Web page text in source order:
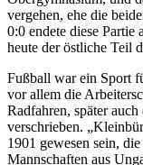
vergehen, ehe die
0:0 endete diese
heute der östliche Teil
Fußball war ein Sport
vor allem die
Radfahren, später
verschrieben.
1901 gewesen sein,
Mannschaften aus